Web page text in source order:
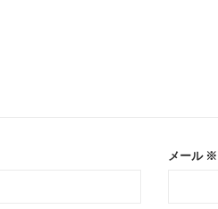
メール ※